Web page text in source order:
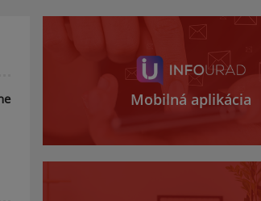
Mobilná aplikácia